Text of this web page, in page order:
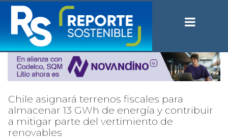
Chile asignará terrenos fiscales para
almacenar 13 GWh de energía y contribuir
a mitigar parte del vertimiento de
renovables